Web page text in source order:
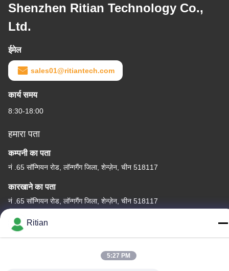
Shenzhen Ritian Technology Co.,
Ltd.
ईमेल
sales01@ritiantech.com
कार्य समय
8:30-18:00
हमारा पता
कम्पनी का पता
नं .65 सॉन्गियन रोड, लॉन्गगैंग जिला, शेन्ज़ेन, चीन 518117
कारखाने का पता
नं .65 सॉन्गियन रोड, लॉन्गगैंग जिला, शेन्ज़ेन, चीन 518117
टेलीफोनRitian
5:27 PM